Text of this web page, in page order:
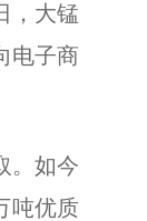
，大锰
电子商
。如今
吨优质